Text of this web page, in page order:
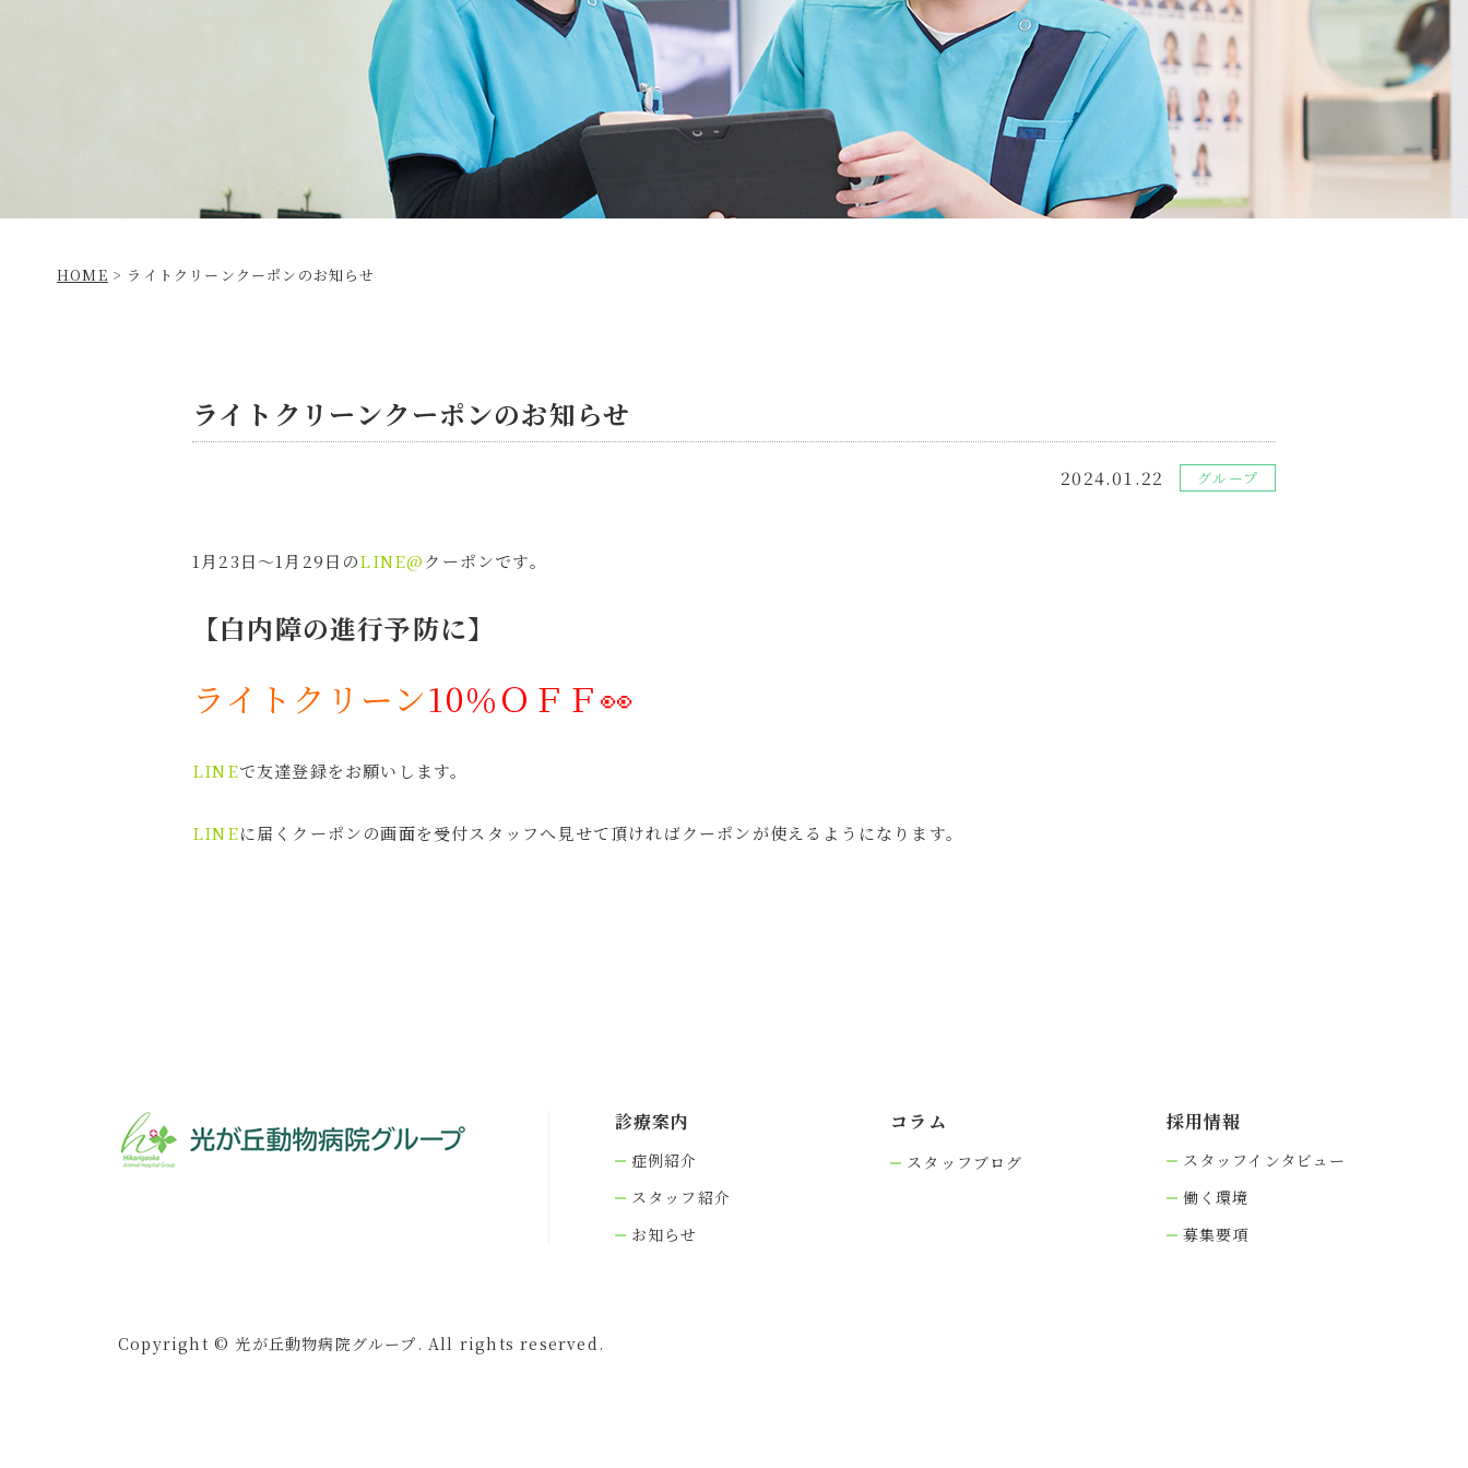
HOME > ライトクリーンクーポンのお知らせ
ライトクリーンクーポンのお知らせ
2024.01.22 グループ
1月23日～1月29日のLINE@クーポンです。
【白内障の進行予防に】
ライトクリーン10％ＯＦＦ👀
LINEで友達登録をお願いします。
LINEに届くクーポンの画面を受付スタッフへ見せて頂ければクーポンが使えるようになります。
診療案内
症例紹介
スタッフ紹介
お知らせ
コラム
スタッフブログ
採⽤情報
スタッフインタビュー
働く環境
募集要項
Copyright © 光が丘動物病院グループ. All rights reserved.